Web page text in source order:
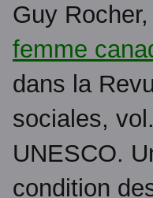
Guy Rocher,
femme
dans la
sociales,
UNESCO.